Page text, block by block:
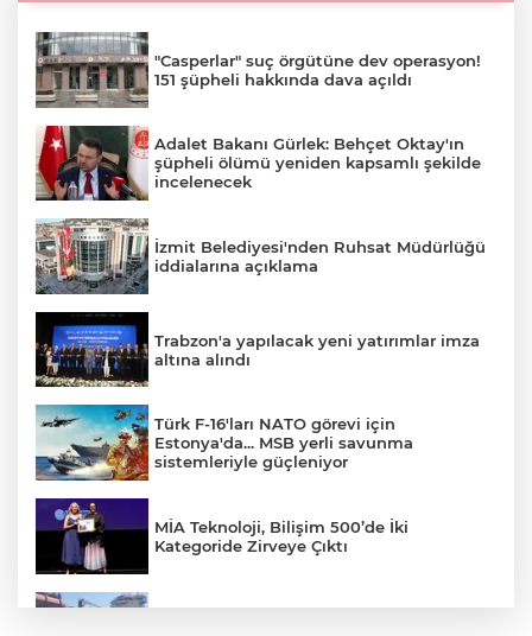
"Casperlar" suç örgütüne dev operasyon!
151 şüpheli hakkında dava açıldı
Adalet Bakanı Gürlek: Behçet Oktay'ın
şüpheli ölümü yeniden kapsamlı şekilde
incelenecek
İzmit Belediyesi'nden Ruhsat Müdürlüğü
iddialarına açıklama
Trabzon'a yapılacak yeni yatırımlar imza
altına alındı
Türk F-16'ları NATO görevi için
Estonya'da... MSB yerli savunma
sistemleriyle güçleniyor
MİA Teknoloji, Bilişim 500’de İki
Kategoride Zirveye Çıktı